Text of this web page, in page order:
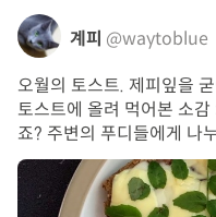
계피 @waytoblue
오월의 토스트. 제피잎을
토스트에 올려 먹어본 소
죠? 주변의 푸디들에게 나